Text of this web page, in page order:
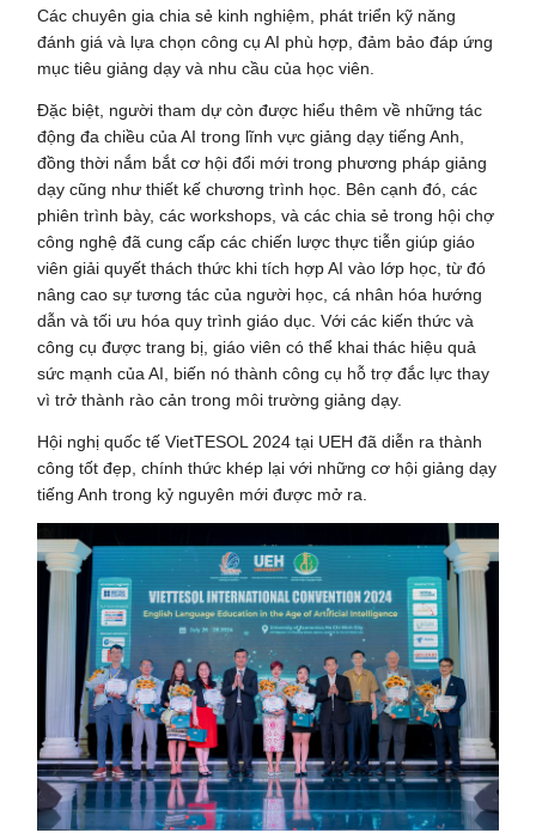
Các chuyên gia chia sẻ kinh nghiệm, phát triển kỹ năng
đánh giá và lựa chọn công cụ AI phù hợp, đảm bảo đáp ứng
mục tiêu giảng dạy và nhu cầu của học viên.
Đặc biệt, người tham dự còn được hiểu thêm về những tác
động đa chiều của AI trong lĩnh vực giảng dạy tiếng Anh,
đồng thời nắm bắt cơ hội đổi mới trong phương pháp giảng
dạy cũng như thiết kế chương trình học. Bên cạnh đó, các
phiên trình bày, các workshops, và các chia sẻ trong hội chợ
công nghệ đã cung cấp các chiến lược thực tiễn giúp giáo
viên giải quyết thách thức khi tích hợp AI vào lớp học, từ đó
nâng cao sự tương tác của người học, cá nhân hóa hướng
dẫn và tối ưu hóa quy trình giáo dục. Với các kiến thức và
công cụ được trang bị, giáo viên có thể khai thác hiệu quả
sức mạnh của AI, biến nó thành công cụ hỗ trợ đắc lực thay
vì trở thành rào cản trong môi trường giảng dạy.
Hội nghị quốc tế VietTESOL 2024 tại UEH đã diễn ra thành
công tốt đẹp, chính thức khép lại với những cơ hội giảng dạy
tiếng Anh trong kỷ nguyên mới được mở ra.